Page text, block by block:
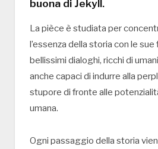
buona di Jekyll.
La pièce è studiata per
l’essenza della storia con le
bellissimi dialoghi, ricchi di
anche capaci di indurre alla
stupore di fronte alle
umana.
Ogni passaggio della storia